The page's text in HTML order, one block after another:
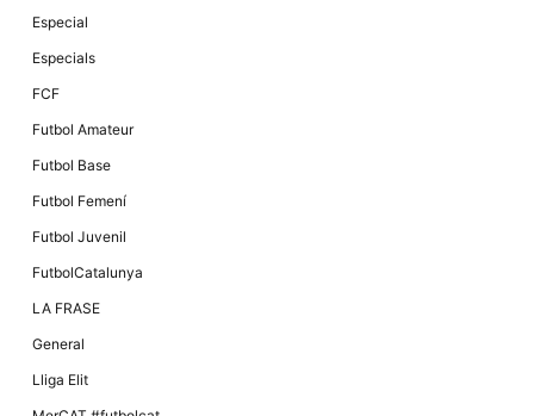
Especial
Especials
FCF
Futbol Amateur
Futbol Base
Futbol Femení
Futbol Juvenil
FutbolCatalunya
LA FRASE
General
Lliga Elit